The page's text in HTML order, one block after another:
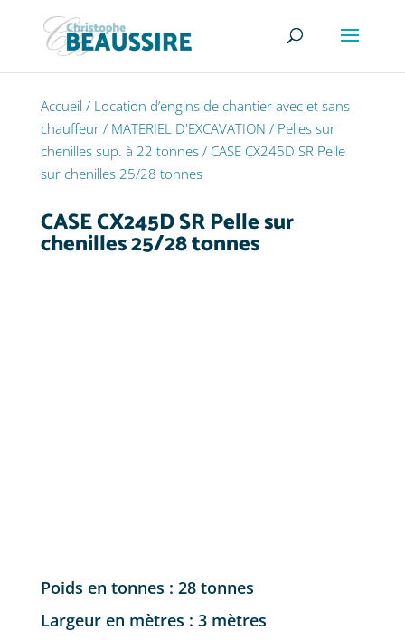
Accueil / Location d’engins de chantier avec et sans
chauffeur/ MATERIEL D'EXCAVATION / Pelles sur
chenilles sup. à 22 tonnes/ CASE CX245D SR Pelle
sur chenilles 25/28 tonnes
CASE CX245D SR Pelle sur
chenilles 25/28 tonnes
Poids en tonnes : 28 tonnes
Largeur en mètres : 3 mètres